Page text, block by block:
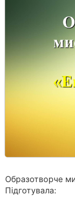
Образотворче
Підготувала: